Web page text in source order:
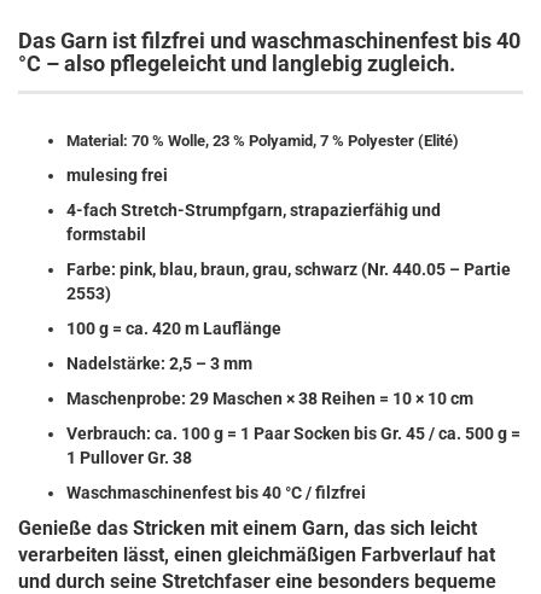
Das Garn istfilzfrei undwaschmaschinenfest bis 40
°C – also pflegeleicht und langlebig zugleich.
Material: 70 % Wolle, 23 % Polyamid, 7 % Polyester (Elité)
mulesing frei
4-fach Stretch-Strumpfgarn, strapazierfähig und
formstabil
Farbe: pink, blau, braun, grau, schwarz (Nr. 440.05 – Partie
2553)
100 g = ca. 420 m Lauflänge
Nadelstärke: 2,5 – 3 mm
Maschenprobe: 29 Maschen × 38 Reihen = 10 × 10 cm
Verbrauch: ca. 100 g = 1 Paar Socken bis Gr. 45 / ca. 500 g =
1 Pullover Gr. 38
Waschmaschinenfest bis 40 °C / filzfrei
Genieße das Stricken mit einem Garn, das sich leicht
verarbeiten lässt, einen gleichmäßigen Farbverlauf hat
und durch seine Stretchfaser eine besonders bequeme